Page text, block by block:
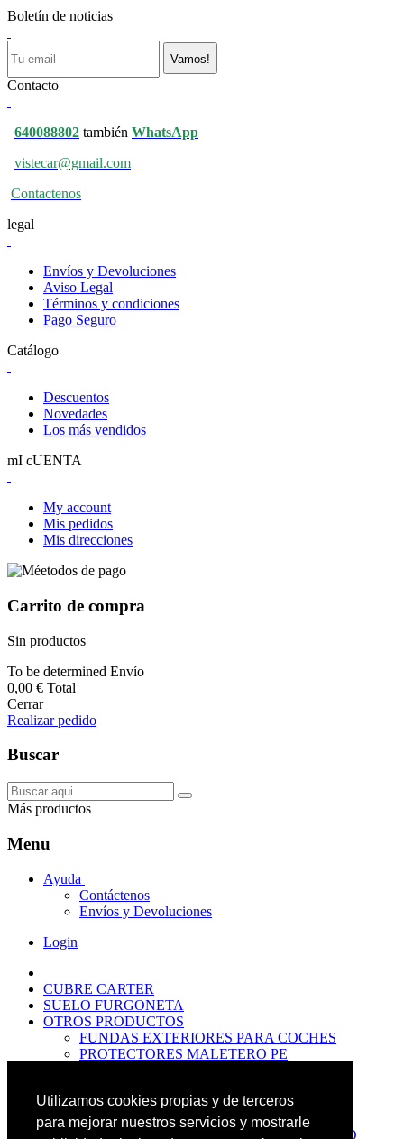
Utilizamos cookies propias y de terceros
para mejorar nuestros servicios y mostrarle
Boletín de noticias
Vamos!
Contacto
640088802 también WhatsApp
vistecar@gmail.com
Contactenos
legal
Envíos y Devoluciones
Aviso Legal
Términos y condiciones
Pago Seguro
Catálogo
Descuentos
Novedades
Los más vendidos
mI cUENTA
My account
Mis pedidos
Mis direcciones
Carrito de compra
Sin productos
To be determined Envío
0,00 € Total
Cerrar
Realizar pedido
Buscar
Más productos
Menu
Ayuda
Contáctenos
Envíos y Devoluciones
Login
CUBRE CARTER
SUELO FURGONETA
OTROS PRODUCTOS
FUNDAS EXTERIORES PARA COCHES
PROTECTORES MALETERO PE
PREMIUM
PROTECTORES MALETERO PE
PROTECTORES DE MALETERO CAUCHO